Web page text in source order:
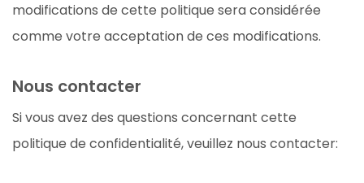
modifications de cette politique sera considérée
comme votre acceptation de ces modifications.
Nous contacter
Si vous avez des questions concernant cette
politique de confidentialité, veuillez nous contacter: